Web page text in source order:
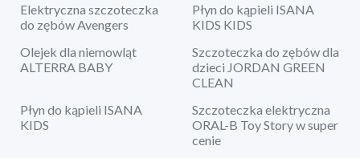
Elektryczna szczoteczka
do zębów Avengers
Płyn do kąpieli ISANA
KIDS KIDS
Olejek dla niemowląt
ALTERRA BABY
Szczoteczka do zębów dla
dzieci JORDAN GREEN
CLEAN
Płyn do kąpieli ISANA
KIDS
Szczoteczka elektryczna
ORAL-B Toy Story w super
cenie